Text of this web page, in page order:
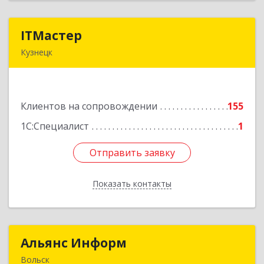
ITМастер
Кузнецк
Клиентов на сопровождении
155
1С:Специалист
1
Отправить заявку
Показать контакты
Подробнее
Отправить заявку
Назад
Альянс Информ
Вольск